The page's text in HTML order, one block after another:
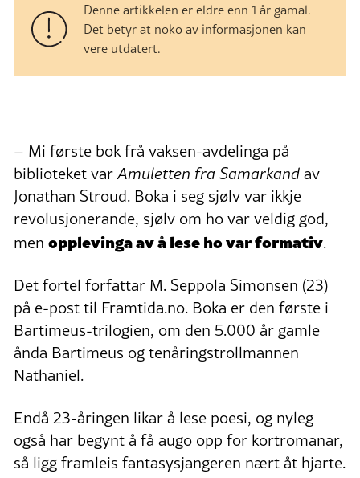
Denne artikkelen er eldre enn 1 år gamal.
Det betyr at noko av informasjonen kan
vere utdatert.
– Mi første bok frå vaksen-avdelinga på
biblioteket varAmuletten fra Samarkandav
Jonathan Stroud. Boka i seg sjølv var ikkje
revolusjonerande, sjølv om ho var veldig god,
men opplevinga av å lese ho var formativ.
Det fortel forfattar M. Seppola Simonsen (23)
på e-post til Framtida.no. Boka er den første i
Bartimeus-trilogien, om den 5.000 år gamle
ånda Bartimeus og tenåringstrollmannen
Nathaniel.
Endå 23-åringen likar å lese poesi, og nyleg
også har begynt å få augo opp for kortromanar,
så ligg framleis fantasysjangeren nært åt hjarte.